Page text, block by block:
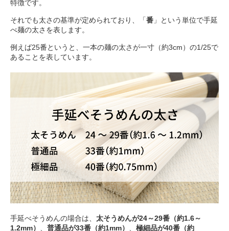
特徴です。
それでも太さの基準が定められており、「番 」という単位で手延
べ麺の太さを表します。
例えば25番というと、一本の麺の太さが一寸（約3cm）の1/25で
あることを表しています。
手延べそうめんの場合は、 太そうめんが24～29番（約1.6～
1.2mm） 、 普通品が33番（約1mm） 、 極細品が40番（約